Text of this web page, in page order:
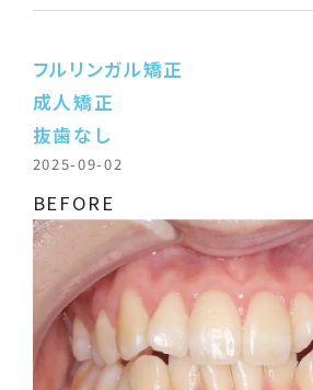
フルリンガル矯正
成人矯正
抜歯なし
2025-09-02
BEFORE